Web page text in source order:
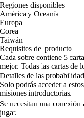
Regiones disponibles
América y Oceanía
Europa
Corea
Taiwán
Requisitos del producto
Cada sobre contiene 5
mejor. Todas las cartas de
Detalles de las
Solo podrás acceder a
misiones introductorias.
Se necesitan una
jugar.